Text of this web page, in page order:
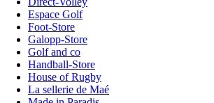
Espace Golf
Foot-Store
Galopp-Store
Golf and co
Handball-Store
House of Rugby
La sellerie de Maé